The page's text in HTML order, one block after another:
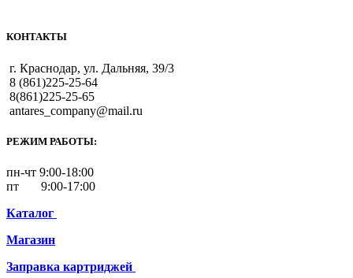
КОНТАКТЫ
г. Краснодар, ул. Дальняя, 39/3
8 (861)225-25-64
8(861)225-25-65
antares_company@mail.ru
РЕЖИМ РАБОТЫ:
пн-чт 9:00-18:00
пт 9:00-17:00
Каталог
Магазин
Заправка картриджей